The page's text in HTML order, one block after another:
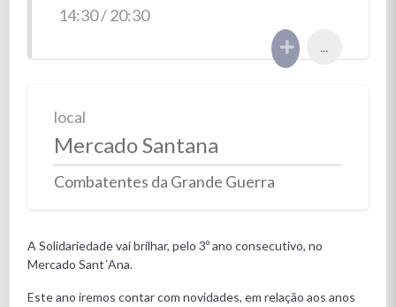
14:30 / 20:30
...
local
Mercado Santana
Combatentes da Grande Guerra
A Solidariedade vai brilhar, pelo 3º ano consecutivo, no
Mercado Sant´Ana.
Este ano iremos contar com novidades, em relação aos anos